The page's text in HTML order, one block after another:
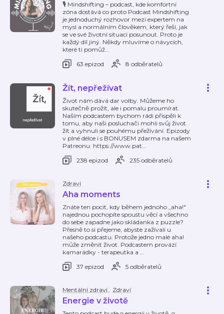
🎙 Mindshifting – podcast, kde komfortní
zóna dostává co proto Podcast Mindshifting
je jednoduchý rozhovor mezi expertem na
mysl a normálním člověkem, který řeší, jak
se ve své životní situaci posunout. Proto je
každý díl jiný. Někdy mluvíme o návycích,
které ti pomůž…
63 epizod
8 odběratelů
Žít, nepřežívat
Život nám dává dar volby. Můžeme ho
skutečně prožít, ale i pomalu proumírat.
Naším podcastem bychom rádi přispěli k
tomu, aby naši posluchači mohli svůj život
žít a vyhnuli se pouhému přežívání. Epizody
v plné délce i s BONUSEM zdarma na našem
Patreonu: https://www.pat…
238 epizod
235 odběratelů
Zdraví
Aha moments
Znáte ten pocit, kdy během jednoho „aha!"
najednou pochopíte spoustu věcí a všechno
do sebe zapadne jako skládanka z puzzle?
Přesně to si přejeme, abyste zažívali u
našeho podcastu. Protože jedno malé aha!
může změnit život. Podcastem provází
kamarádky - terapeutka a …
37 epizod
5 odběratelů
Mentální zdraví, Zdraví
Energie v životě